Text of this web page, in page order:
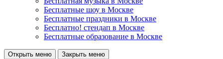
Бесплатные шоу в Москве
Бесплатные праздники в Москве
Бесплатно! стендап в Москве
Бесплатные образование в Москве
Открыть меню Закрыть меню